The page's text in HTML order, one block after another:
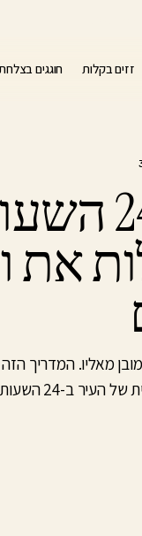
זזים בקלות חוגגים
אתונה:
את
מאליו. המדריך
את אנרגיית